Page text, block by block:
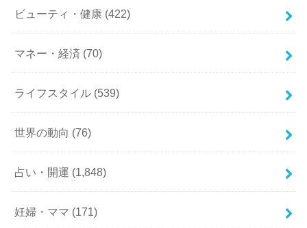
ビューティ・健康 (422)
マネー・経済 (70)
ライフスタイル (539)
世界の動向 (76)
占い・開運 (1,848)
妊婦・ママ (171)